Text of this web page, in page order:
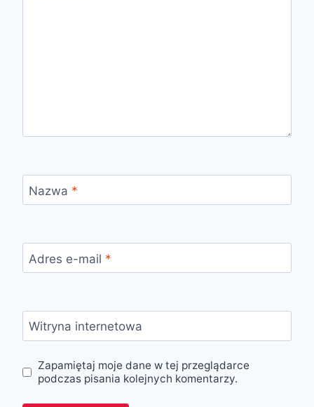
Nazwa *
Adres e-mail *
Witryna internetowa
Zapamiętaj moje dane w tej przeglądarce
podczas pisania kolejnych komentarzy.